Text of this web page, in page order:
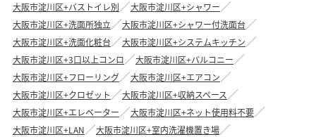
大阪市淀川区+バストイレ別
大阪市淀川区+シャワー
大阪市淀川区+洗面所独立
大阪市淀川区+シャワー付洗面台
大阪市淀川区+洗面化粧台
大阪市淀川区+システムキッチン
大阪市淀川区+3口以上コンロ
大阪市淀川区+バルコニー
大阪市淀川区+フローリング
大阪市淀川区+エアコン
大阪市淀川区+クロゼット
大阪市淀川区+収納スペース
大阪市淀川区+エレベーター
大阪市淀川区+ネット使用料不要
大阪市淀川区+LAN
大阪市淀川区+室内洗濯機置き場